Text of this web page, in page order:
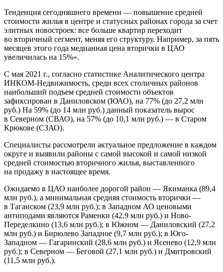
Тенденция сегодняшнего времени — повышение средней
стоимости жилья в центре и статусных районах города за счет
элитных новостроек: все больше квартир переходит
во вторичный сегмент, меняя его структуру. Например, за пять
месяцев этого года медианная цена вторички в ЦАО
увеличилась на 15%».
С мая 2021 г., согласно статистике Аналитического центра
ИНКОМ-Недвижимость, среди всех столичных районов
наибольший подъем средней стоимости объектов
зафиксирован в Даниловском (ЮАО), на 77% (до 27,2 млн
руб.) На 59% (до 14 млн руб.) данный показатель вырос
в Северном (СВАО), на 57% (до 10,1 млн руб.) — в Старом
Крюкове (СЗАО).
Специалисты рассмотрели актуальное предложение в каждом
округе и выявили районы с самой высокой и самой низкой
средней стоимостью вторичного жилья, выставленного
на продажу в настоящее время.
Ожидаемо в ЦАО наиболее дорогой район — Якиманка (89,4
млн руб.), а минимальная средняя стоимость вторички —
в Таганском (23,9 млн руб.); в Западном АО ценовыми
антиподами являются Раменки (42,9 млн руб.) и Ново-
Переделкино (13,6 млн руб.); в Южном — Даниловский (27,2
млн руб.) и Бирюлево Западное (9,7 млн руб.); в Юго-
Западном — Гагаринский (28,6 млн руб.) и Ясенево (12,9 млн
руб.); в Северном — Беговой (27,1 млн руб.) и Дмитровский
(11,5 млн руб.).